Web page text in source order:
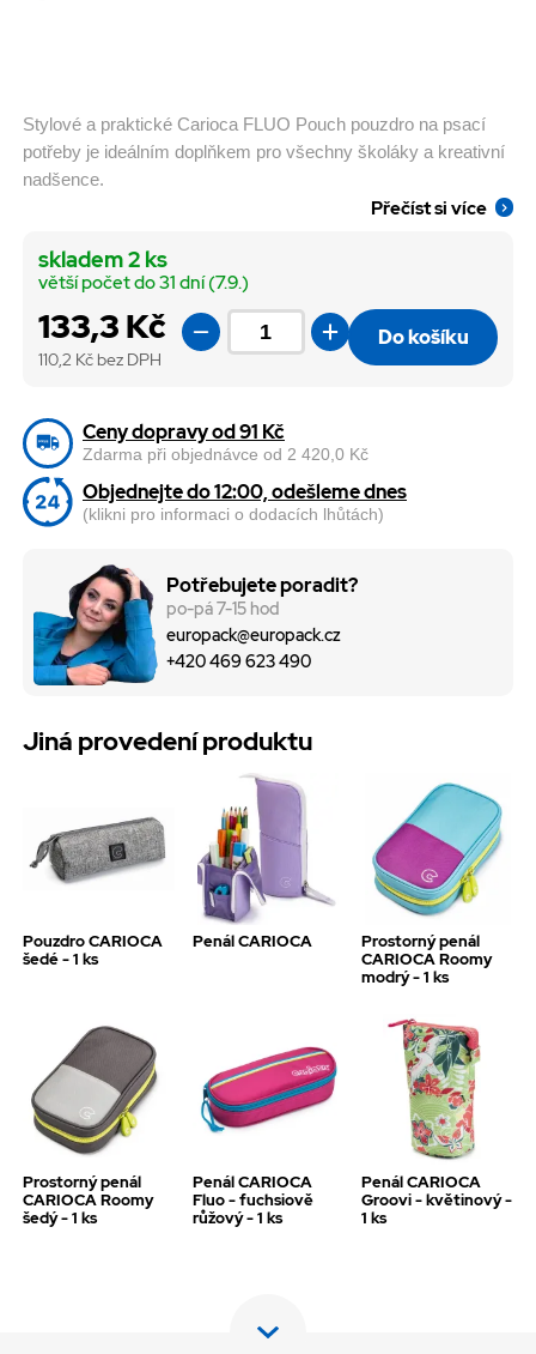
Stylové a praktické Carioca FLUO Pouch pouzdro na psací
potřeby je ideálním doplňkem pro všechny školáky a kreativní
nadšence.
Přečíst si více
133,3 Kč
110,2 Kč bez DPH
skladem 2 ks
větší počet do 31 dní (7.9.)
Do košíku
Ceny dopravy od 91 Kč
Zdarma při objednávce od 2 420,0 Kč
Objednejte do 12:00, odešleme dnes
(klikni pro informaci o dodacích lhůtách)
Potřebujete poradit?
po-pá 7-15 hod
europack@europack.cz
+420 469 623 490
Jiná provedení produktu
Pouzdro CARIOCA
šedé - 1 ks
Penál CARIOCA
Prostorný penál
CARIOCA Roomy
modrý - 1 ks
Prostorný penál
CARIOCA Roomy
šedý - 1 ks
Penál CARIOCA
Fluo - fuchsiově
růžový - 1 ks
Penál CARIOCA
Groovi - květinový -
1 ks